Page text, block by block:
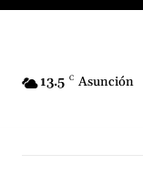
13.5 C Asunción